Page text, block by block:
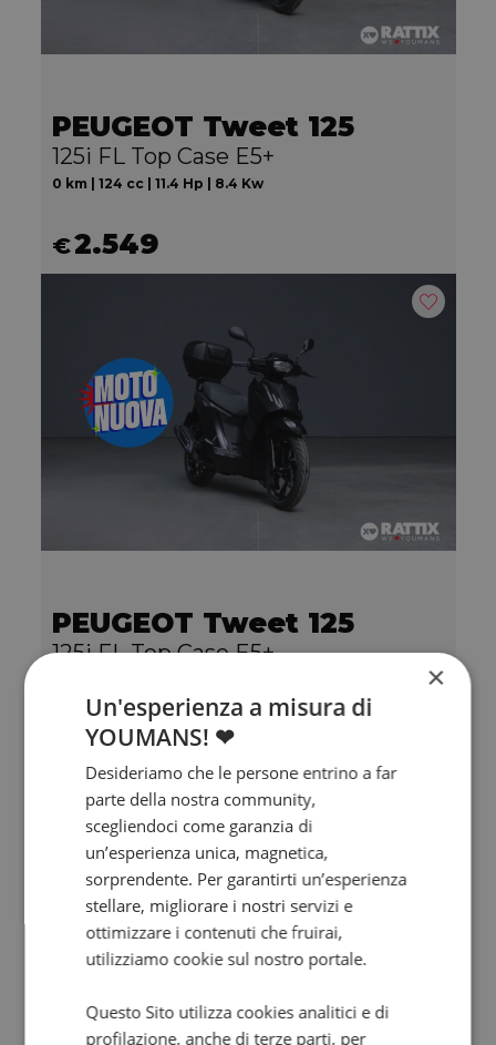
PEUGEOT Tweet 125
125i FL Top Case E5+
0 km | 124 cc | 11.4 Hp | 8.4 Kw
€2.549
PEUGEOT Tweet 125
125i FL Top Case E5+
2.549
×
Un'esperienza a misura di
YOUMANS! ❤
Desideriamo che le persone entrino a far
parte della nostra community,
scegliendoci come garanzia di
un’esperienza unica, magnetica,
sorprendente. Per garantirti un’esperienza
stellare, migliorare i nostri servizi e
ottimizzare i contenuti che fruirai,
utilizziamo cookie sul nostro portale.
Questo Sito utilizza cookies analitici e di
profilazione, anche di terze parti, per